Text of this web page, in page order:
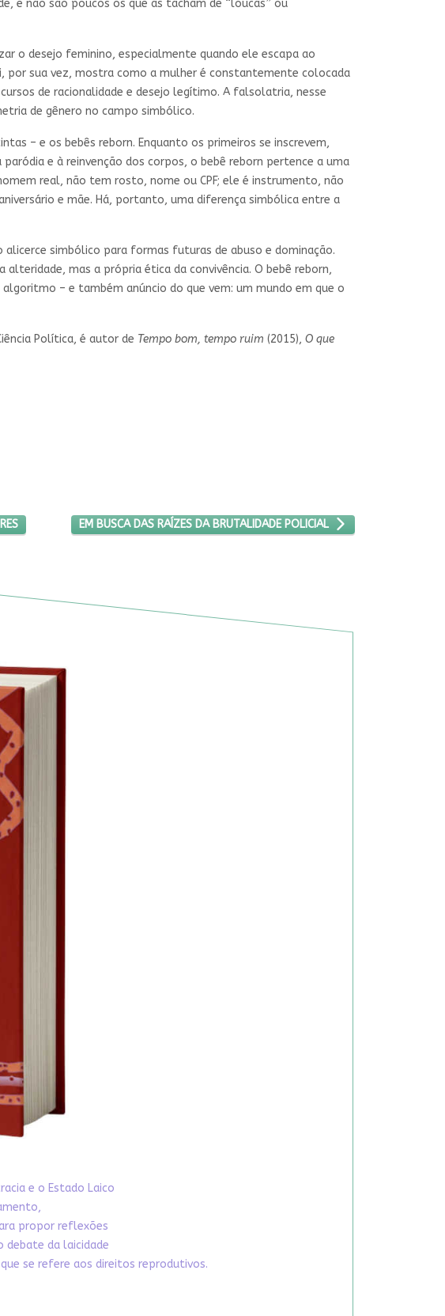
e não são poucos os que as tacham de “loucas” ou
o desejo feminino, especialmente quando ele escapa ao
por sua vez, mostra como a mulher é constantemente colocada
de racionalidade e desejo legítimo. A falsolatria, nesse
de gênero no campo simbólico.
– e os bebês reborn. Enquanto os primeiros se inscrevem,
e à reinvenção dos corpos, o bebê reborn pertence a uma
real, não tem rosto, nome ou CPF; ele é instrumento, não
e mãe. Há, portanto, uma diferença simbólica entre a
simbólico para formas futuras de abuso e dominação.
mas a própria ética da convivência. O bebê reborn,
– e também anúncio do que vem: um mundo em que o
Política, é autor de Tempo bom, tempo ruim (2015), O que
PESQUISADORESPRÓXIMO ARTIGO: EM BUSCA DAS RAÍZES DA BRUTALIDADE POLICIAL
EM BUSCA DAS RAÍZES DA BRUTALIDADE POLICIAL
e o Estado Laico
propor reflexões
debate da laicidade
se refere aos direitos reprodutivos.